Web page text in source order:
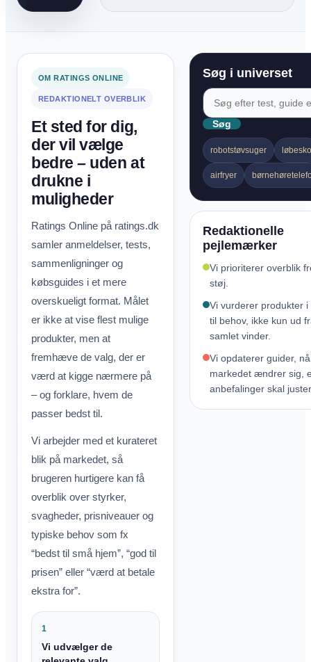
OM RATINGS ONLINE
REDAKTIONELT OVERBLIK
Et sted for dig,
der vil vælge
bedre – uden at
drukne i
muligheder
Ratings Online på ratings.dk
samler anmeldelser, tests,
sammenligninger og
købsguides i et mere
overskueligt format. Målet
er ikke at vise flest mulige
produkter, men at
fremhæve de valg, der er
værd at kigge nærmere på
– og forklare, hvem de
passer bedst til.
Vi arbejder med et kurateret
blik på markedet, så
brugeren hurtigere kan få
overblik over styrker,
svagheder, prisniveauer og
typiske behov som fx
“bedst til små hjem”, “god til
prisen” eller “værd at betale
ekstra for”.
1
Vi udvælger de
Søg i universet
Søg
robotstøvsuger løbesko
airfryer
Redaktionelle
pejlemærker
Vi prioriterer overblik
støj.
Vi vurderer produkter i
til behov, ikke kun ud
samlet vinder.
Vi opdaterer guider,
markedet ændrer sig,
anbefalinger skal